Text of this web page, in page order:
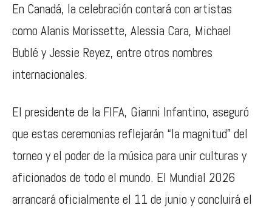
En Canadá, la celebración contará con artistas
como Alanis Morissette, Alessia Cara, Michael
Bublé yJessie Reyez, entre otros nombres
internacionales.
El presidente de la FIFA, Gianni Infantino, aseguró
que estas ceremonias reflejarán “la magnitud” del
torneo y el poder de la música para unir culturas y
aficionados de todo el mundo. El Mundial 2026
arrancará oficialmente el 11 de junio y concluirá el